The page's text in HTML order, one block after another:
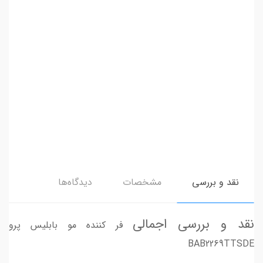
نقد و بررسی مشخصات دیدگاه‌ها
نقد و بررسی اجمالی فر کننده مو بابلیس پرو
BAB2269TTSDE